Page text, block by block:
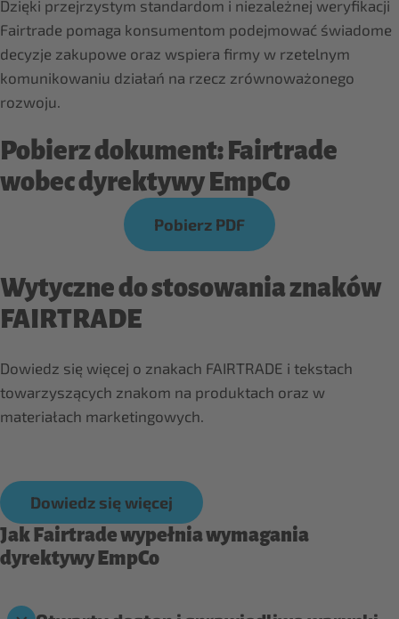
Dzięki przejrzystym standardom i niezależnej weryfikacji
Fairtrade pomaga konsumentom podejmować świadome
decyzje zakupowe oraz wspiera firmy w rzetelnym
komunikowaniu działań na rzecz zrównoważonego
rozwoju.
Pobierz dokument: Fairtrade
wobec dyrektywy EmpCo
Pobierz PDF
Wytyczne do stosowania znaków
FAIRTRADE
Dowiedz się więcej o znakach FAIRTRADE i tekstach
towarzyszących znakom na produktach oraz w
materiałach marketingowych.
Dowiedz się więcej
Jak Fairtrade wypełnia wymagania
dyrektywy EmpCo